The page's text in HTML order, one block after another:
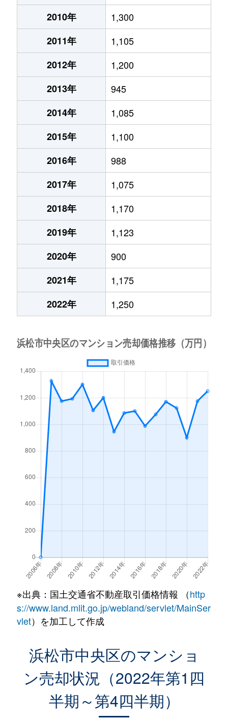
2010年
1,300
2011年
1,105
2012年
1,200
2013年
945
2014年
1,085
2015年
1,100
2016年
988
2017年
1,075
2018年
1,170
2019年
1,123
2020年
900
2021年
1,175
2022年
1,250
※出典：国土交通省不動産取引価格情報 （http
s://www.land.mlit.go.jp/webland/servlet/MainSer
vlet）を加工して作成
浜松市中央区のマンショ
ン売却状況（2022年第1四
半期～第4四半期）